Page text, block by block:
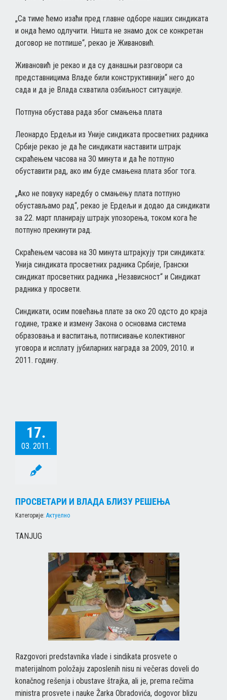
„Са тиме ћемо изаћи пред главне одборе наших синдиката
и онда ћемо одлучити. Ништа не знамо док се конкретан
договор не потпише“, рекао је Живановић.
Живановић је рекао и да су данашњи разговори са
представницима Владе били конструктивнији“ него до
сада и да је Влада схватила озбиљност ситуације.
Потпуна обустава рада због смањења плата
Леонардо Ердељи из Уније синдиката просветних радника
Србије рекао је да ће синдикати наставити штрајк
скраћењем часова на 30 минута и да ће потпуно
обуставити рад, ако им буде смањена плата због тога.
„Ако не повуку наредбу о смањењу плата потпуно
обустављамо рад“, рекао је Ердељи и додао да синдикати
за 22. март планирају штрајк упозорења, током кога ће
потпуно прекинути рад.
Скраћењем часова на 30 минута штрајкују три синдиката:
Унија синдиката просветних радника Србије, Грански
синдикат просветних радника „Независност“ и Синдикат
радника у просвети.
Синдикати, осим повећања плате за око 20 одсто до краја
године, траже и измену Закона о основама система
образовања и васпитања, потписивање колективног
уговора и исплату јубиларних награда за 2009, 2010. и
2011. годину.
17.
03. 2011.
ПРОСВЕТАРИ И ВЛАДА БЛИЗУ РЕШЕЊА
Категорије: Актуелно
ТАNJUG
Razgovori predstavnika vlade i sindikata prosvete o
materijalnom položaju zaposlenih nisu ni večeras doveli do
konačnog rešenja i obustave štrajka, ali je, prema rečima
ministra prosvete i nauke Žarka Obradovića, dogovor blizu